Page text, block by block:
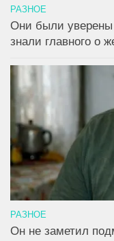
РАЗНОЕ
Они были
знали главного о
РАЗНОЕ
Он не заметил